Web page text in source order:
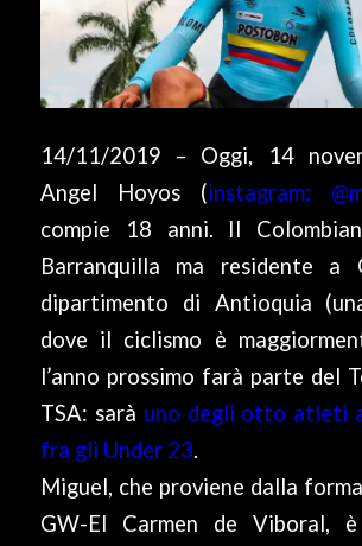
14/11/2019 – Oggi, 14
Angel Hoyos (instagram:
compie 18 anni. Il
Barranquilla ma residente a
dipartimento di Antioquia
dove il ciclismo è
l’anno prossimo farà parte del
TSA: sarà uno degli otto atleti
fra gli Under 23.
Miguel, che proviene dalla
GW-El Carmen de Viboral,